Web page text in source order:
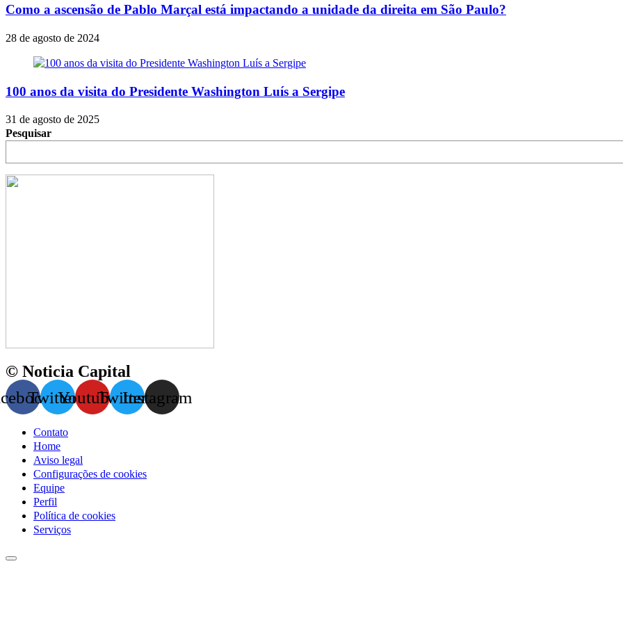
Como a ascensão de Pablo Marçal está impactando a unidade da direita em São Paulo?
28 de agosto de 2024
100 anos da visita do Presidente Washington Luís a Sergipe
31 de agosto de 2025
Pesquisar
© Noticia Capital
TwitterYoutubeTwitterInstagram
Contato
Home
Aviso legal
Configurações de cookies
Equipe
Perfil
Política de cookies
Serviços
Menu